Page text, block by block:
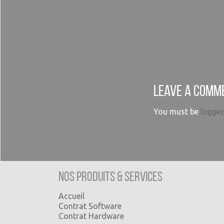
Leave a
You must be
Nos produits & Services
Accueil
Contrat Software
Contrat Hardware